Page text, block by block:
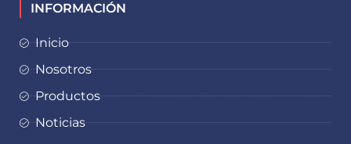
INFORMACIÓN
Inicio
Nosotros
Productos
Noticias